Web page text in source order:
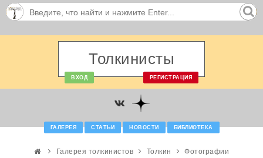
Толкинисты
ВХОД РЕГИСТРАЦИЯ
ГАЛЕРЕЯ СТАТЬИ НОВОСТИ БИБЛИОТЕКА
Галерея толкинистов Толкин
Фотографии